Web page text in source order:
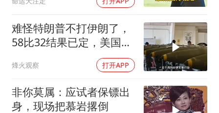
难怪特朗普不打伊朗了，
58比32结果已定，美国专
烽火观察 打开APP
非你莫属：应试者保镖出
身，现场把慕岩撂倒